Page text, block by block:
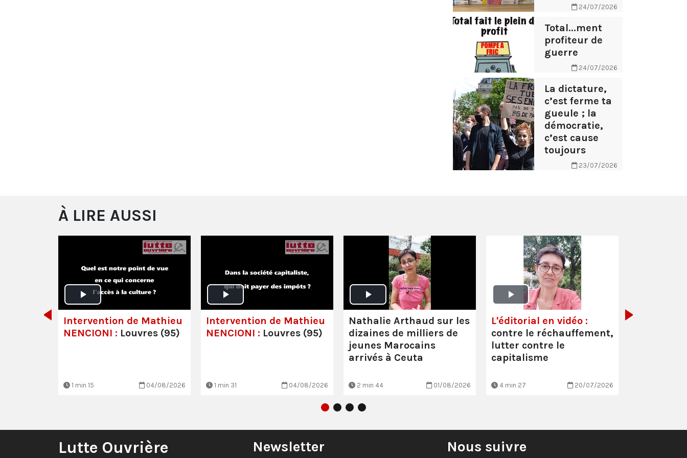
24/07/2026
Total...ment
profiteur de
guerre
24/07/2026
La dictature,
c’est ferme ta
gueule ; la
démocratie,
c’est cause
toujours
23/07/2026
À LIRE AUSSI
Intervention de Mathieu
NENCIONI : Louvres (95)
1 min 15 04/08/2026
Intervention de Mathieu
NENCIONI : Louvres (95)
1 min 31 04/08/2026
Nathalie Arthaud sur les
dizaines de milliers de
jeunes Marocains
arrivés à Ceuta
2 min 44 01/08/2026
L'éditorial en vidéo :
contre le réchauffement,
lutter contre le
capitalisme
4 min 27 20/07/2026
Lutte Ouvrière Newsletter Nous suivre